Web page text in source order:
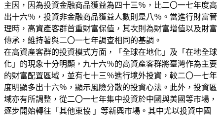
主因，因為投資金融商品獲益為四十三％，比二〇一七年度高
出十六％，投資非金融商品獲益人數則是八％。當進行財富管
理時，高資產客群首重財富保值，其次則為財富增值以及財富
傳承，維持著與二〇一七年調查相同的基調。
在高資產客群的投資模式方面，「全球在地化」及「在地全球
化」的現象十分明顯，九十六％的高資產客群將臺灣作為主要
的財富配置區域，並有七十三％進行境外投資，較二〇一七年
度明顯多出十六％，顯示風險分散的投資心法。此外，投資區
域亦有所調整，從二〇一七年集中投資於中國與美國等市場，
逐步開始轉往「其他東協 」等新興市場。其中尤以投資中國